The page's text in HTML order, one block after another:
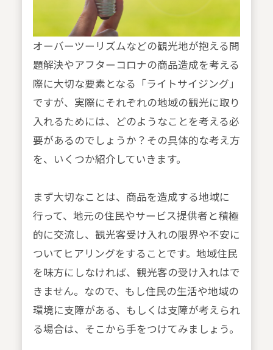
オーバーツーリズムなどの観光地が抱える問
題解決やアフターコロナの商品造成を考える
際に大切な要素となる「ライトサイジング」
ですが、実際にそれぞれの地域の観光に取り
入れるためには、どのようなことを考える必
要があるのでしょうか？その具体的な考え方
を、いくつか紹介していきます。
まず大切なことは、商品を造成する地域に
行って、地元の住民やサービス提供者と積極
的に交流し、観光客受け入れの限界や不安に
ついてヒアリングをすることです。地域住民
を味方にしなければ、観光客の受け入れはで
きません。なので、もし住民の生活や地域の
環境に支障がある、もしくは支障が考えられ
る場合は、そこから手をつけてみましょう。